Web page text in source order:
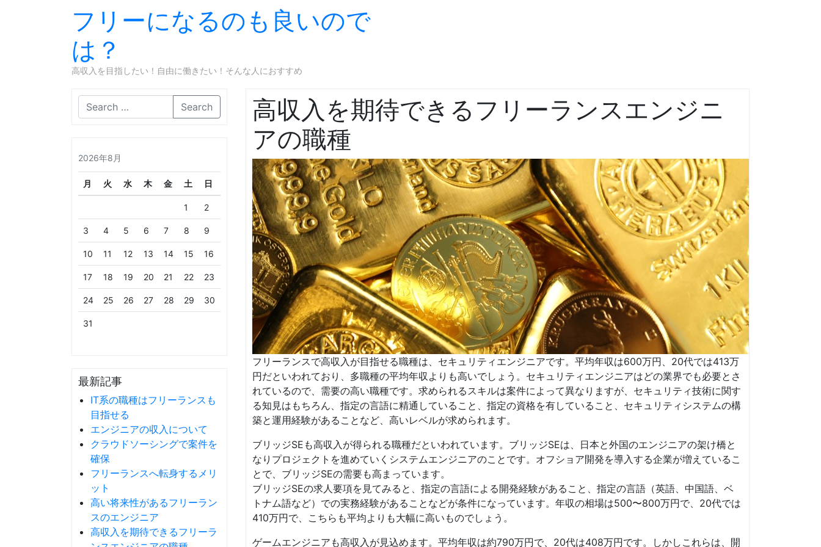
フリーになるのも良いので
は？
高収入を目指したい！自由に働きたい！そんな人におすすめ
Search
2026年8月
月 火 水 木 金 土 日
1 2
3 4 5 6 7 8 9
10 11 12 13 14 15 16
17 18 19 20 21 22 23
24 25 26 27 28 29 30
31
最新記事
IT系の職種はフリーランスも
目指せる
エンジニアの収入について
クラウドソーシングで案件を
確保
フリーランスへ転身するメリ
ット
高い将来性があるフリーラン
スのエンジニア
高収入を期待できるフリーラ
高収入を期待できるフリーランスエンジニ
アの職種
フリーランスで高収入が目指せる職種は、セキュリティエンジニアです。平均年収は600万円、20代では413万
円だといわれており、多職種の平均年収よりも高いでしょう。セキュリティエンジニアはどの業界でも必要とさ
れているので、需要の高い職種です。求められるスキルは案件によって異なりますが、セキュリティ技術に関す
る知見はもちろん、指定の言語に精通していること、指定の資格を有していること、セキュリティシステムの構
築と運用経験があることなど、高いレベルが求められます。
ブリッジSEも高収入が得られる職種だといわれています。ブリッジSEは、日本と外国のエンジニアの架け橋と
なりプロジェクトを進めていくシステムエンジニアのことです。オフショア開発を導入する企業が増えているこ
とで、ブリッジSEの需要も高まっています。
ブリッジSEの求人要項を見てみると、指定の言語による開発経験があること、指定の言語（英語、中国語、ベ
トナム語など）での実務経験があることなどが条件になっています。年収の相場は500〜800万円で、20代では
410万円で、こちらも平均よりも大幅に高いものでしょう。
ゲームエンジニアも高収入が見込めます。平均年収は約790万円で、20代は408万円です。しかしこれらは、開